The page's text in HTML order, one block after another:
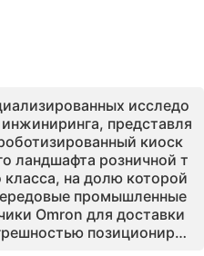
исследо
представля
киоск
ландшафта розничной т
на долю которой
промышленные
Omron для доставки
позициониров